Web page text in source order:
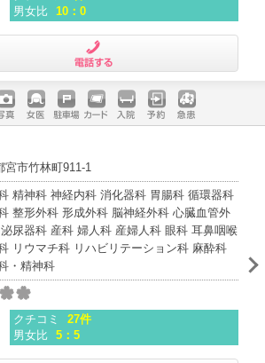
男女比
10：0
写真 女医 駐車場
クレジッ
入院 予約 急患
宮市竹林町911-1
精神科 神経内科 消化器科 胃腸科 循環器科
整形外科 形成外科 脳神経外科 心臓血管外
尿器科 産科 婦人科 産婦人科 眼科 耳鼻咽喉
リウマチ科 リハビリテーション科 麻酔科
・精神科
クチコミ
27件
男女比 5：5